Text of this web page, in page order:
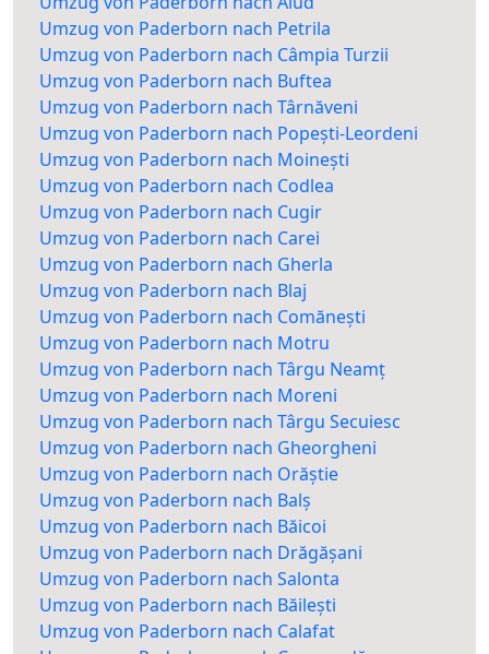
Umzug von Paderborn nach Petrila
Umzug von Paderborn nach Câmpia Turzii
Umzug von Paderborn nach Buftea
Umzug von Paderborn nach Târnăveni
Umzug von Paderborn nach Popești-Leordeni
Umzug von Paderborn nach Moinești
Umzug von Paderborn nach Codlea
Umzug von Paderborn nach Cugir
Umzug von Paderborn nach Carei
Umzug von Paderborn nach Gherla
Umzug von Paderborn nach Blaj
Umzug von Paderborn nach Comănești
Umzug von Paderborn nach Motru
Umzug von Paderborn nach Târgu Neamț
Umzug von Paderborn nach Moreni
Umzug von Paderborn nach Târgu Secuiesc
Umzug von Paderborn nach Gheorgheni
Umzug von Paderborn nach Orăștie
Umzug von Paderborn nach Balș
Umzug von Paderborn nach Băicoi
Umzug von Paderborn nach Drăgășani
Umzug von Paderborn nach Salonta
Umzug von Paderborn nach Băilești
Umzug von Paderborn nach Calafat